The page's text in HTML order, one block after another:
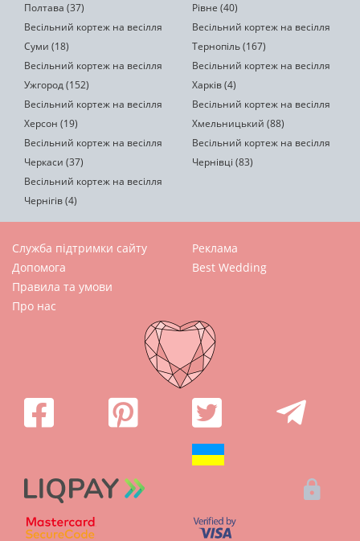
Полтава (37)
Рівне (40)
Весільний кортеж на весілля
Суми (18)
Весільний кортеж на весілля
Тернопіль (167)
Весільний кортеж на весілля
Ужгород (152)
Весільний кортеж на весілля
Харків (4)
Весільний кортеж на весілля
Херсон (19)
Весільний кортеж на весілля
Хмельницький (88)
Весільний кортеж на весілля
Черкаси (37)
Весільний кортеж на весілля
Чернівці (83)
Весільний кортеж на весілля
Чернігів (4)
Служба підтримки сайту
Допомога
Правила та умови
Про нас
Реклама
Best Wedding